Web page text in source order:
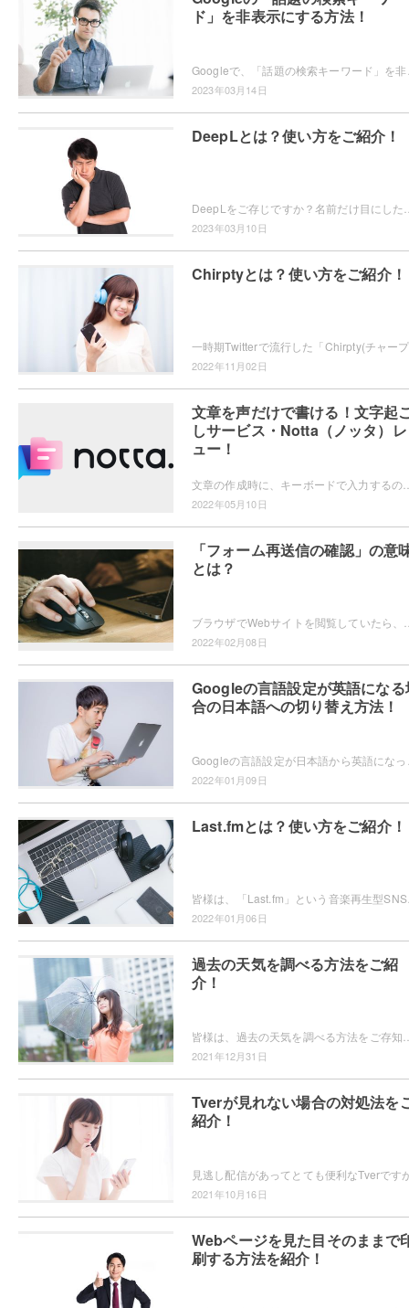
ド」を非表示にする方法！
2023年03月14日
DeepLとは？使い方をご紹介！
2023年03月10日
Chirptyとは？使い方をご紹介！
2022年11月02日
文章を声だけで書ける！文字起
しサービス・Notta（ノッタ）
ュー！
2022年05月10日
「フォーム再送信の確認」の意
とは？
2022年02月08日
Googleの言語設定が英語になる
合の日本語への切り替え方法！
2022年01月09日
Last.fmとは？使い方をご紹介！
皆様は、「Last.fm」という音楽
2022年01月06日
過去の天気を調べる方法をご紹
介！
2021年12月31日
Tverが見れない場合の対処法を
紹介！
2021年10月16日
Webページを見た目そのままで
刷する方法を紹介！